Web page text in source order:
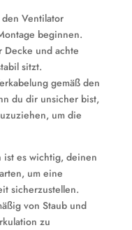
Ventilator
beginnen.
Decke und achte
sitzt.
gemäß den
du dir unsicher bist,
um die
ist es wichtig, deinen
um eine
sicherzustellen.
von Staub und
zu